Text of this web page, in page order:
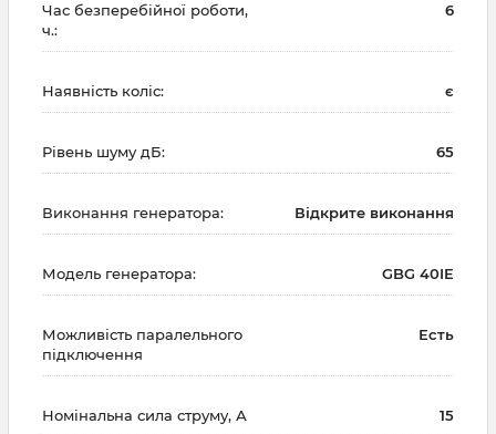
Час безперебійної роботи,
ч.:
6
Наявність коліс: є
Рівень шуму дБ: 65
Виконання генератора: Відкрите виконання
Модель генератора: GBG 40IE
Можливість паралельного
підключення
Есть
Номінальна сила струму, А 15